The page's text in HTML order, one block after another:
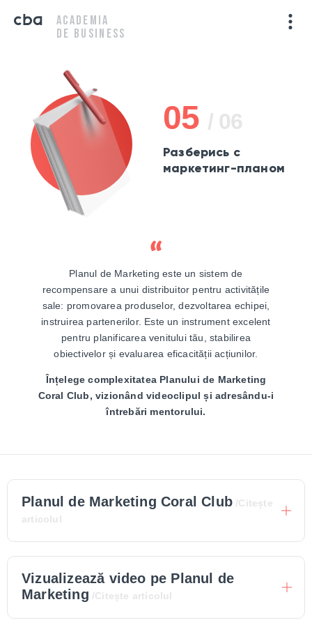
ACADEMIA
DE BUSINESS
05 / 06
Разберись с
маркетинг-планом
Planul de Marketing este un sistem de
recompensare a unui distribuitor pentru activitățile
sale: promovarea produselor, dezvoltarea echipei,
instruirea partenerilor. Este un instrument excelent
pentru planificarea venitului tău, stabilirea
obiectivelor și evaluarea eficacității acțiunilor.
Înțelege complexitatea Planului de Marketing
Coral Club, vizionând videoclipul și adresându-i
întrebări mentorului.
Planul de Marketing Coral Club /Citește
articolul
Vizualizează video pe Planul de
Marketing /Citește articolul